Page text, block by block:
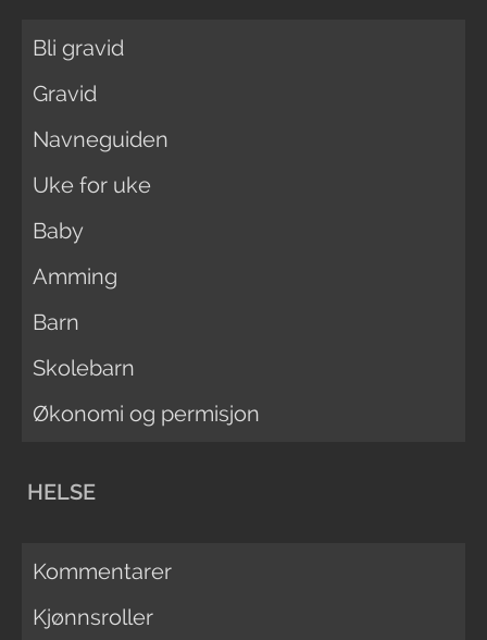
Bli gravid
Gravid
Navneguiden
Uke for uke
Baby
Amming
Barn
Skolebarn
Økonomi og permisjon
HELSE
Kommentarer
Kjønnsroller